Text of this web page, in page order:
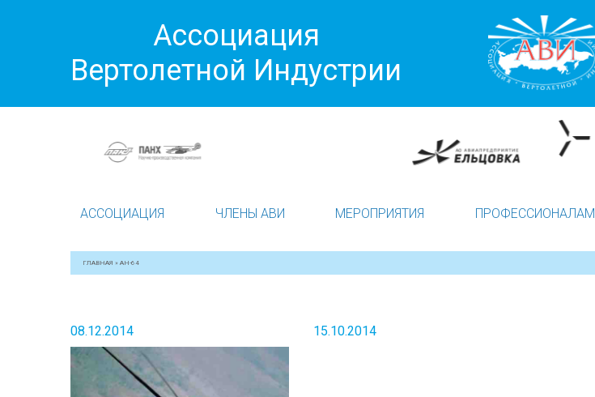
Ассоциация
Вертолетной Индустрии
АССОЦИАЦИЯ ЧЛЕНЫ АВИ МЕРОПРИЯТИЯ ПРОФЕССИОНАЛАМ
ГЛАВНАЯ » AH-64
08.12.2014 15.10.2014